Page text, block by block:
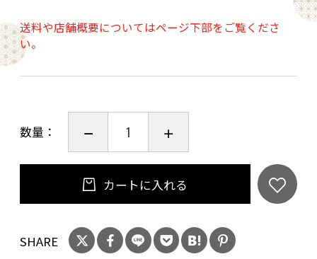
巻末のロゴマーク部分下には、記帳開始〜終了
の日付・連絡先・名前が記入できるように3行の
を押しています。
篠田紙加工場のシンボルマークが刻印されたネ
イビーのブックバンドは、使い込むことで飴色
に変わって経年変化が楽しめます。カバンの中
で御朱印帳が広がらず、ペンも挟むことができ
送料や店舗概要についてはページ下部をご覧くださ
い。
数量：
カートに入れる
SHARE